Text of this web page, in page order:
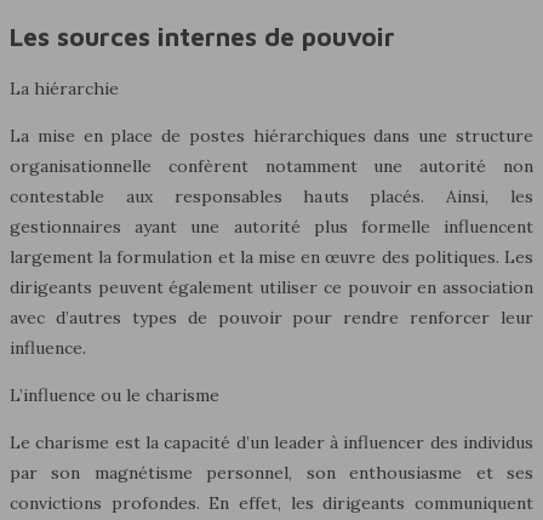
Les sources internes de pouvoir
La hiérarchie
La mise en place de postes hiérarchiques dans une structure
organisationnelle confèrent notamment une autorité non
contestable aux responsables hauts placés. Ainsi, les
gestionnaires ayant une autorité plus formelle influencent
largement la formulation et la mise en œuvre des politiques. Les
dirigeants peuvent également utiliser ce pouvoir en association
avec d’autres types de pouvoir pour rendre renforcer leur
influence.
L’influence ou le charisme
Le charisme est la capacité d’un leader à influencer des individus
par son magnétisme personnel, son enthousiasme et ses
convictions profondes. En effet, les dirigeants communiquent